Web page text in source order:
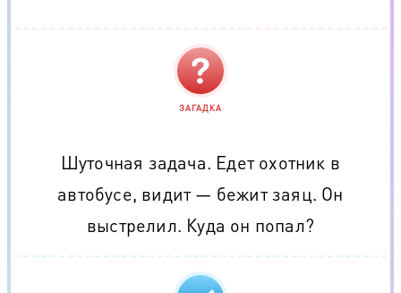
ЗАГАДКА
Шуточная задача. Едет охотник в
автобусе, видит — бежит заяц. Он
выстрелил. Куда он попал?